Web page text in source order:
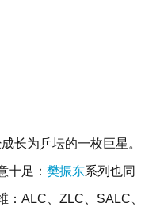
长为乒坛的一枚巨星。
十足： 樊振东系列也同
：ALC、ZLC、SALC、